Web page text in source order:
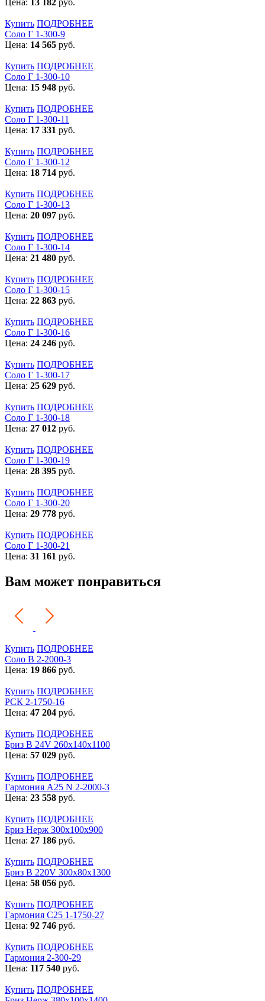
Цена: 13 182 руб.
Купить ПОДРОБНЕЕ
Соло Г 1-300-9
Цена: 14 565 руб.
Купить ПОДРОБНЕЕ
Соло Г 1-300-10
Цена: 15 948 руб.
Купить ПОДРОБНЕЕ
Соло Г 1-300-11
Цена: 17 331 руб.
Купить ПОДРОБНЕЕ
Соло Г 1-300-12
Цена: 18 714 руб.
Купить ПОДРОБНЕЕ
Соло Г 1-300-13
Цена: 20 097 руб.
Купить ПОДРОБНЕЕ
Соло Г 1-300-14
Цена: 21 480 руб.
Купить ПОДРОБНЕЕ
Соло Г 1-300-15
Цена: 22 863 руб.
Купить ПОДРОБНЕЕ
Соло Г 1-300-16
Цена: 24 246 руб.
Купить ПОДРОБНЕЕ
Соло Г 1-300-17
Цена: 25 629 руб.
Купить ПОДРОБНЕЕ
Соло Г 1-300-18
Цена: 27 012 руб.
Купить ПОДРОБНЕЕ
Соло Г 1-300-19
Цена: 28 395 руб.
Купить ПОДРОБНЕЕ
Соло Г 1-300-20
Цена: 29 778 руб.
Купить ПОДРОБНЕЕ
Соло Г 1-300-21
Цена: 31 161 руб.
Вам может понравиться
Купить ПОДРОБНЕЕ
Соло В 2-2000-3
Цена: 19 866 руб.
Купить ПОДРОБНЕЕ
РСК 2-1750-16
Цена: 47 204 руб.
Купить ПОДРОБНЕЕ
Бриз В 24V 260x140x1100
Цена: 57 029 руб.
Купить ПОДРОБНЕЕ
Гармония А25 N 2-2000-3
Цена: 23 558 руб.
Купить ПОДРОБНЕЕ
Бриз Нерж 300х100х900
Цена: 27 186 руб.
Купить ПОДРОБНЕЕ
Бриз В 220V 300x80x1300
Цена: 58 056 руб.
Купить ПОДРОБНЕЕ
Гармония С25 1-1750-27
Цена: 92 746 руб.
Купить ПОДРОБНЕЕ
Гармония 2-300-29
Цена: 117 540 руб.
Купить ПОДРОБНЕЕ